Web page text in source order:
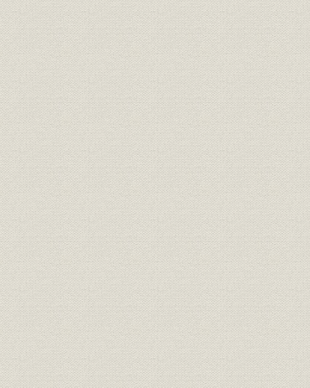
沿革;施設 待望の銑鋼一貫体制の確立へ 昭和8年~
沿革;施設
銑鋼一貫体制の確立へ・・・製
鋼工場の建設
沿革;施設
銑鋼一貫体制の確立へ・・・圧
延工場の建設
昭和12年~
役員
日本製鉄第2代社長 中松真郷、
日本製鉄第2代会長・第3代社長
平生釟三郎、所長 北村保太郎
役員
日本製鉄第4代社長 豊田貞次
郎、所長 進来要、所長 伊能泰治
施設 ナフタリン連続蒸溜装置
災害;施設 艦砲射撃による被害 昭和20年7